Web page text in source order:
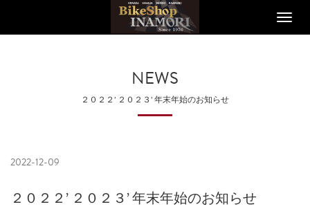
Toggle
NEWS
２０２２’ ２０２３’ 年末年始のお知らせ
2022-12-09
２０２２’ ２０２３’ 年末年始のお知らせ